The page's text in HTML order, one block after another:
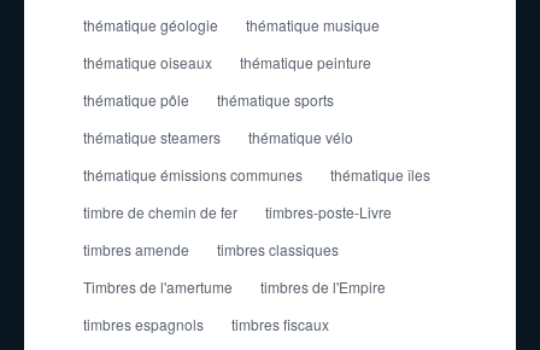
thématique géologie
thématique musique
thématique oiseaux
thématique peinture
thématique pôle
thématique sports
thématique steamers
thématique vélo
thématique émissions communes
thématique îles
timbre de chemin de fer
timbres-poste-Livre
timbres amende
timbres classiques
Timbres de l'amertume
timbres de l'Empire
timbres espagnols
timbres fiscaux